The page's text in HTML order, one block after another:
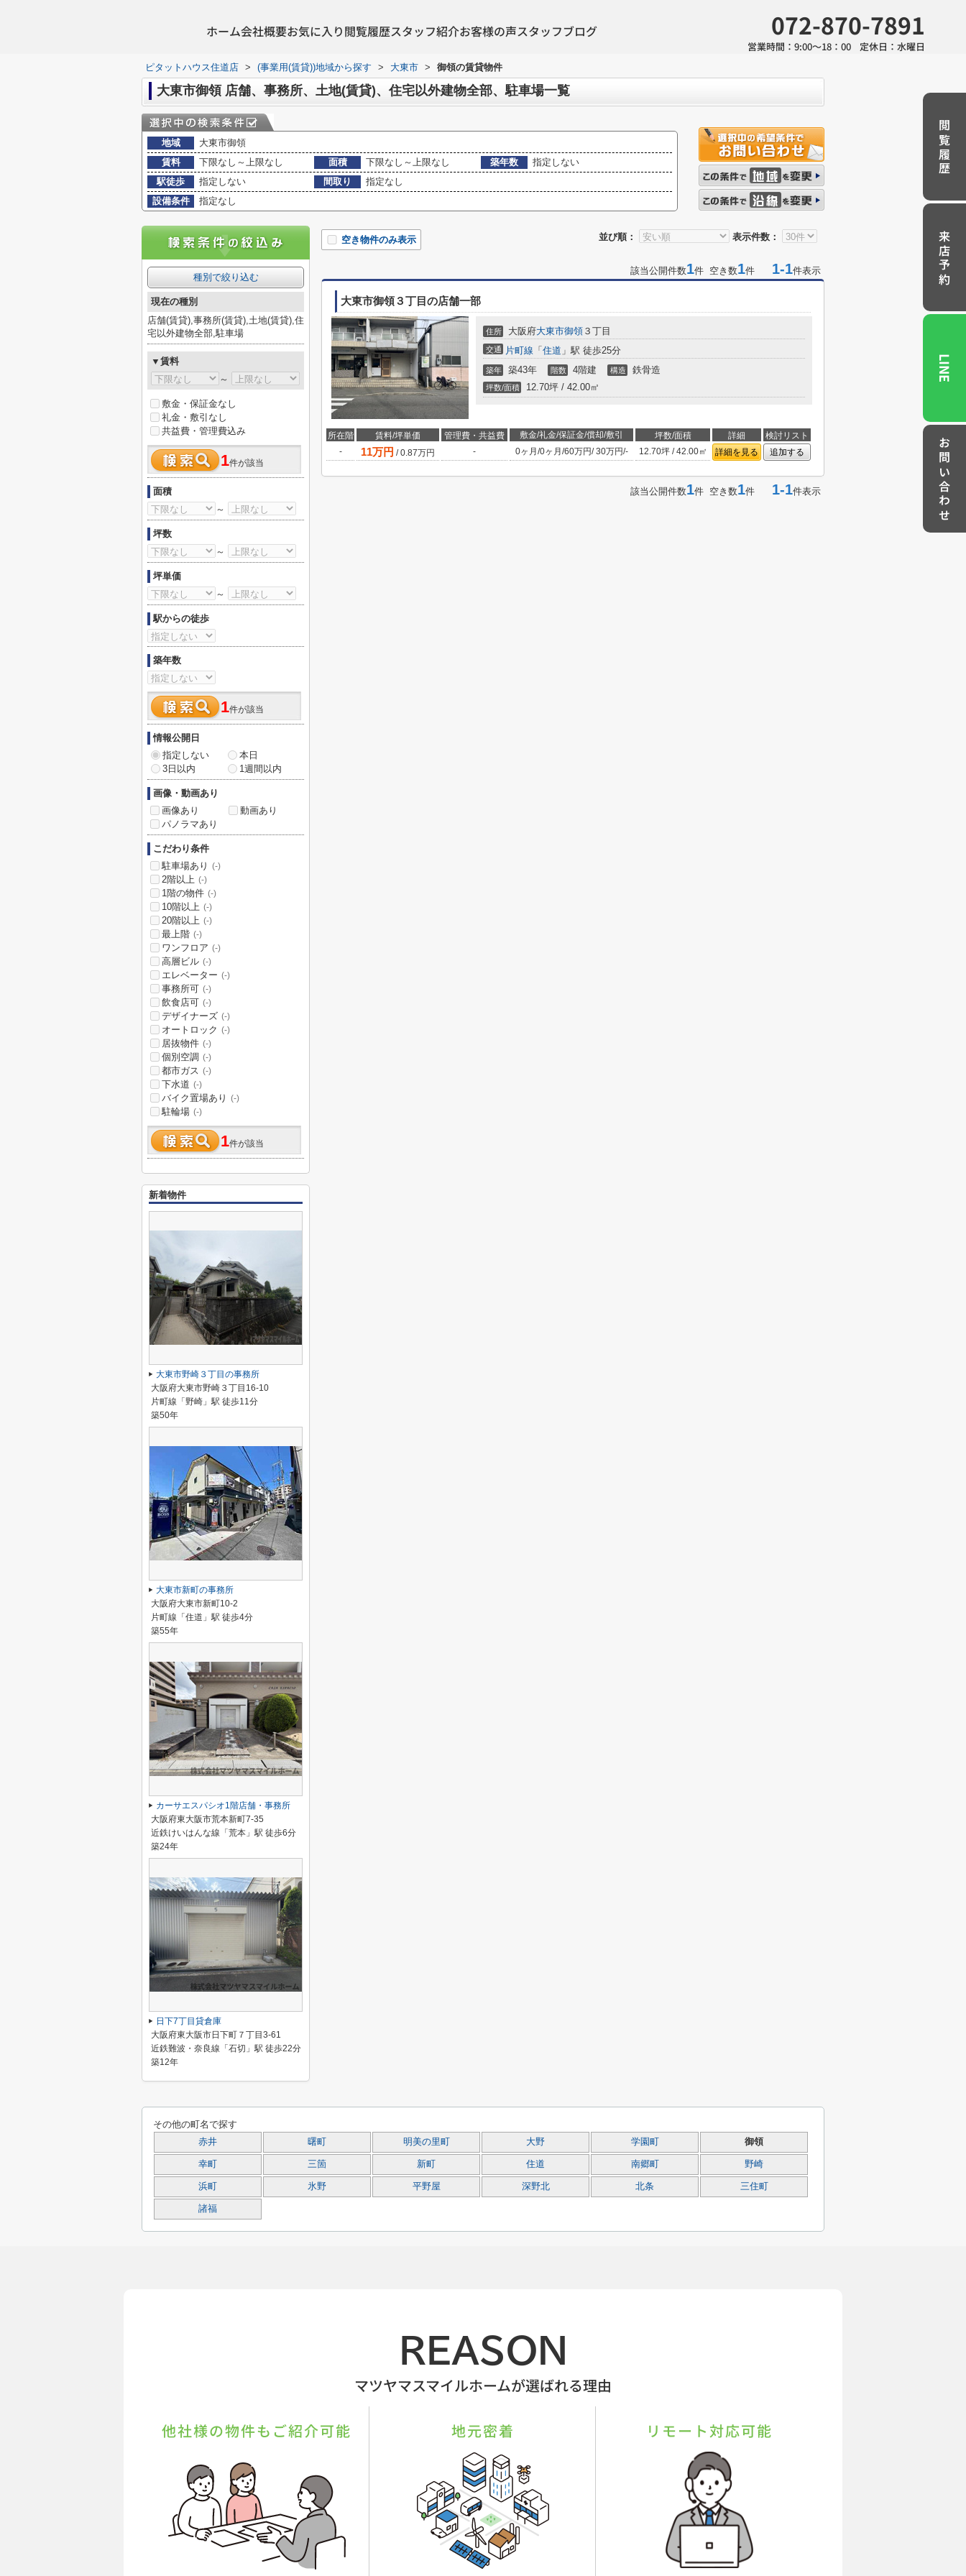
ホーム会社概要お気に入り閲覧履歴スタッフ紹介お客様の声スタッフブログ 072-870-7891
営業時間： 9:00～18：00 定休日： 水曜日
閲覧履歴
来店予約
LINE
お問い合わせ
ピタットハウス住道店 > (事業用(賃貸))地域から探す > 大東市 > 御領の賃貸物件
大東市御領 店舗、事務所、土地(賃貸)、住宅以外建物全部、駐車場一覧
地域
大東市御領
賃料
下限なし～上限なし 面積 下限なし～上限なし 築年数
指定しない
駅徒歩
指定しない 間取り
指定なし
設備条件
指定なし
並び順： 表示件数：
空き物件のみ表示
該当公開件数1件 空き数1件 1-1件表示
大東市御領３丁目の店舗一部
住所 大阪府大東市御領 ３丁目
交通 片町線 「 住道 」駅 徒歩25分
築年 築43年 階数 4階建 構造 鉄骨造
坪数/面積 12.70坪 / 42.00㎡
所在階 賃料/坪単価 管理費・共益費 敷金/礼金/保証金/償却/敷引 坪数/面積 詳細
検討リスト
-
11万円 /0.87万円 - 0ヶ月 /0ヶ月 /60万円/30万円/- 12.70坪 / 42.00㎡ 詳細を見る 追加する
該当公開件数1件 空き数1件 1-1件表示
種別で絞り込む
現在の種別
店舗(賃貸),事務所(賃貸),土地(賃貸),住
宅以外建物全部,駐車場
▼賃料
～
敷金・保証金なし
礼金・敷引なし
共益費・管理費込み
1件が該当
面積
～
坪数
～
坪単価
～
駅からの徒歩
築年数
1件が該当
情報公開日
指定しない
本日
3日以内
1週間以内
画像・動画あり
画像あり
動画あり
パノラマあり
こだわり条件
駐車場あり
(-)
2階以上 (-)
1階の物件 (-)
10階以上 (-)
20階以上 (-)
最上階 (-)
ワンフロア (-)
高層ビル (-)
エレベーター (-)
事務所可 (-)
飲食店可 (-)
デザイナーズ (-)
オートロック (-)
居抜物件 (-)
個別空調 (-)
都市ガス (-)
下水道 (-)
バイク置場あり (-)
駐輪場 (-)
1件が該当
新着物件
大東市野崎３丁目の事務所
大阪府大東市野崎３丁目16-10
片町線「野崎」駅 徒歩11分
築50年
大東市新町の事務所
大阪府大東市新町10-2
片町線「住道」駅 徒歩4分
築55年
カーサエスパシオ1階店舗・事務所
大阪府東大阪市荒本新町7-35
近鉄けいはんな線「荒本」駅 徒歩6分
築24年
日下7丁目貸倉庫
大阪府東大阪市日下町７丁目3-61
近鉄難波・奈良線「石切」駅 徒歩22分
築12年
その他の町名で探す
赤井 曙町 明美の里町 大野 学園町 御領
幸町 三箇 新町 住道 南郷町 野崎
浜町 氷野 平野屋 深野北 北条 三住町
諸福
REASON
マツヤマスマイルホームが選ばれる理由
他社様の物件もご紹介可能 地元密着 リモート対応可能